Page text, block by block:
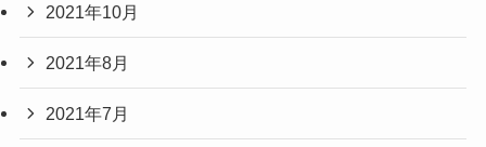
2021年10月
2021年8月
2021年7月